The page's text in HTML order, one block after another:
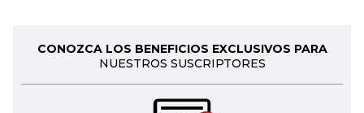
CONOZCA LOS BENEFICIOS EXCLUSIVOS PARA
NUESTROS SUSCRIPTORES